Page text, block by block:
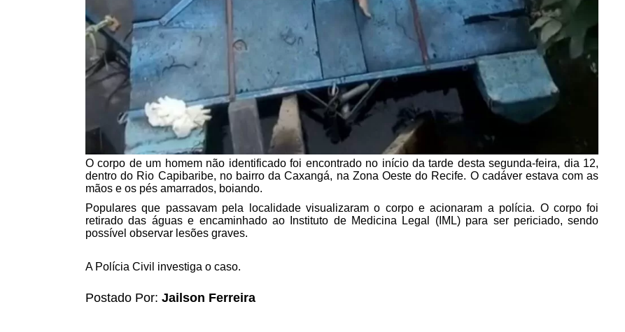
O corpo de um homem não identificado foi encontrado no início da tarde desta segunda-feira, dia 12,
dentro do Rio Capibaribe, no bairro da Caxangá, na Zona Oeste do Recife. O cadáver estava com as
mãos e os pés amarrados, boiando.
Populares que passavam pela localidade visualizaram o corpo e acionaram a polícia. O corpo foi
retirado das águas e encaminhado ao Instituto de Medicina Legal (IML) para ser periciado, sendo
possível observar lesões graves.
A Polícia Civil investiga o caso.
Postado Por: Jailson Ferreira